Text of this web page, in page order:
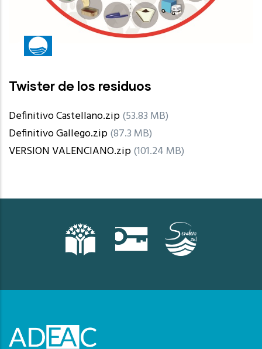
Twister de los residuos
Definitivo Castellano.zip(53.83 MB)
Definitivo Gallego.zip(87.3 MB)
VERSION VALENCIANO.zip(101.24 MB)